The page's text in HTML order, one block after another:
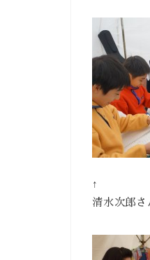
↑
清水次郎